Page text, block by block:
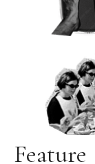
Feature